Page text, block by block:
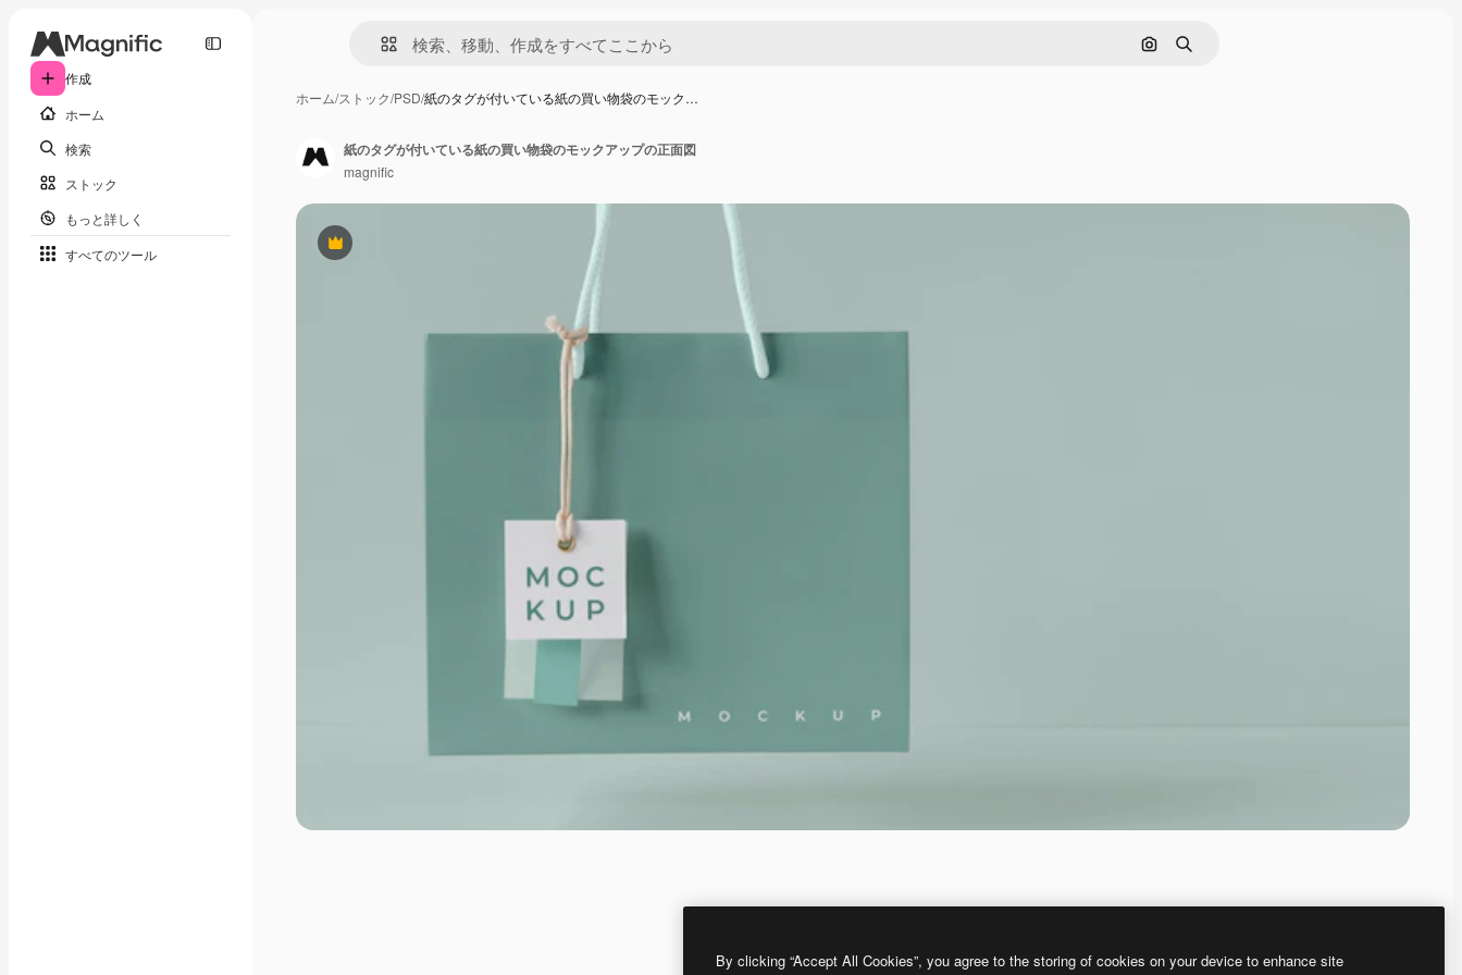
作成
ホーム
検索
ストック
もっと詳しく
すべてのツール
画像で検索
検索
ホーム/ストック/PSD/紙のタグが付いている紙の買い物袋のモック…
Premium
紙のタグが付いている紙の買い物袋のモックアップの正面図
magnific
By clicking “Accept All Cookies”, you agree to the storing of cookies on your device to enhance site